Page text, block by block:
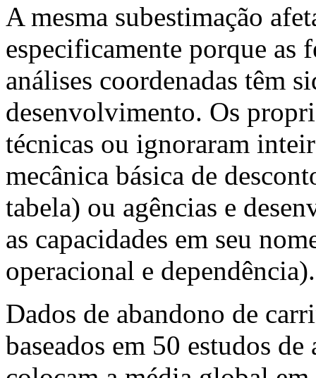
A mesma subestimação
especificamente porque as
análises coordenadas têm
desenvolvimento. Os
técnicas ou ignoraram
mecânica básica de
tabela) ou agências e
as capacidades em seu
operacional e dependência).
Dados de abandono de
baseados em 50 estudos